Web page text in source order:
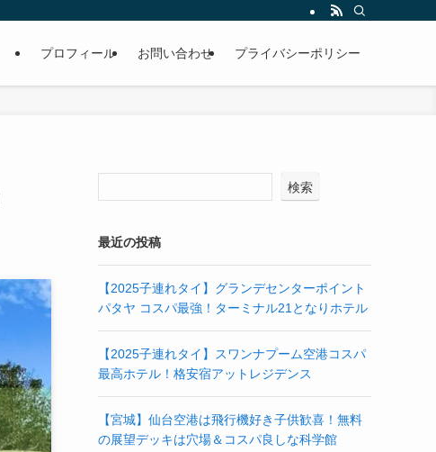
プロフィール お問い合わせ プライバシーポリシー
検索
最近の投稿
【2025子連れタイ】グランデセンターポイント
パタヤ コスパ最強！ターミナル21となりホテル
【2025子連れタイ】スワンナプーム空港コスパ
最高ホテル！格安宿アットレジデンス
【宮城】仙台空港は飛行機好き子供歓喜！無料
の展望デッキは穴場＆コスパ良しな科学館